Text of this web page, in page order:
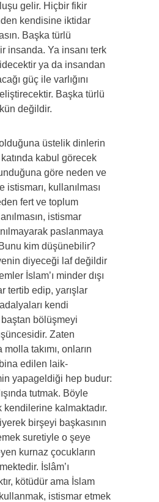
gelir. Hiçbir fikir
kendisine iktidar
Başka türlü
insanda. Ya insanı terk
ya da insandan
güç ile varlığını
Başka türlü
değildir.
üstelik dinlerin
kabul görecek
göre neden ve
istismarı, kullanılması
fert ve toplum
istismar
paslanmaya
kim düşünebilir?
diyeceği laf değildir
İslam’ı minder dışı
tertib edip, yarışlar
kendi
bölüşmeyi
Zaten
takımı, onların
edilen laik-
yapageldiği hep budur:
tutmak. Böyle
kendilerine kalmaktadır.
birşeyi başkasının
suretiyle o şeye
kurnaz çocukların
İslâm’ı
kötüdür ama İslam
istismar etmek